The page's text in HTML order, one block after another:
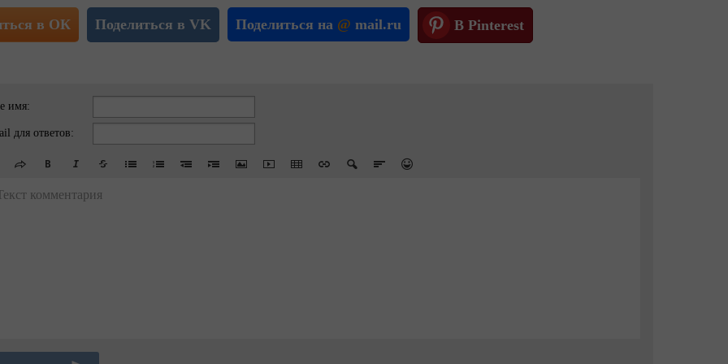
в ОК Поделиться в VK Поделиться на @ mail.ru В Pinterest
имя:
для ответов:
комментария